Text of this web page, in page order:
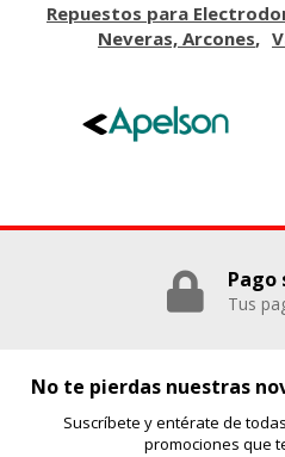
Repuestos para
Neveras, Arcones
Pago
Tus
No te pierdas nuestras
Suscríbete y entérate de
promociones que